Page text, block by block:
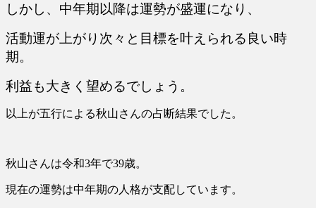
しかし、中年期以降は運勢が盛運になり、
活動運が上がり次々と目標を叶えられる良い時
期。
利益も大きく望めるでしょう。
以上が五行による秋山さんの占断結果でした。
秋山さんは令和3年で39歳。
現在の運勢は中年期の人格が支配しています。